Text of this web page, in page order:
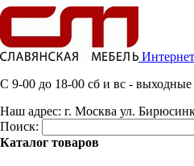
C 9-00 до 18-00 сб и вс -
Наш адрес: г. Москва ул.
Поиск:
Каталог товаров